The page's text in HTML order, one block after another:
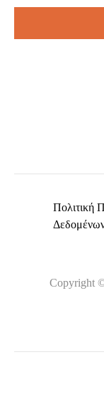
Πολιτική
Copyright